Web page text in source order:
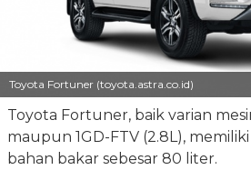
Toyota Fortuner (toyota.astra.co.id)
Toyota Fortuner, baik varian
maupun 1GD-FTV (2.8L),
bahan bakar sebesar 80 liter.